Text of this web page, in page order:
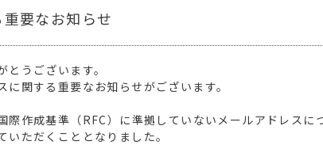
要なお知らせ
うございます。
関する重要なお知らせがございます。
際作成基準（RFC）に準拠していないメールアドレスに
ただくこととなりました。